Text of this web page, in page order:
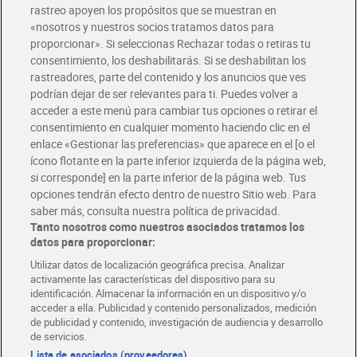
Glovo y Uber Eats
Solicita tu factura de Glovo o Uber Eats
Únete al CLUB Dia
Disfruta las ventajas y ofertas exclusivas.
Descárgate la APP Dia
Folletos y Tiendas
Descubre las mejores ofertas y busca tu tienda más cercana
Tarjeta MaX Dia
Te devuelve hasta 8€/mes de tus compras.
¡Solicita tu tarjeta de crédito aquí!
COMER MEJOR CADA DIA
COLABORA CON DIA ABRE TU TIENDA DIA CORPORATE
rastreo apoyen los propósitos que se muestran en
«nosotros y nuestros socios tratamos datos para
proporcionar». Si seleccionas Rechazar todas o retiras tu
consentimiento, los deshabilitarás. Si se deshabilitan los
rastreadores, parte del contenido y los anuncios que ves
podrían dejar de ser relevantes para ti. Puedes volver a
acceder a este menú para cambiar tus opciones o retirar el
consentimiento en cualquier momento haciendo clic en el
enlace «Gestionar las preferencias» que aparece en el [o el
ícono flotante en la parte inferior izquierda de la página web,
si corresponde] en la parte inferior de la página web. Tus
opciones tendrán efecto dentro de nuestro Sitio web. Para
saber más, consulta nuestra política de privacidad.
Tanto nosotros como nuestros asociados tratamos los
datos para proporcionar:
Utilizar datos de localización geográfica precisa. Analizar
activamente las características del dispositivo para su
identificación. Almacenar la información en un dispositivo y/o
acceder a ella. Publicidad y contenido personalizados, medición
de publicidad y contenido, investigación de audiencia y desarrollo
de servicios.